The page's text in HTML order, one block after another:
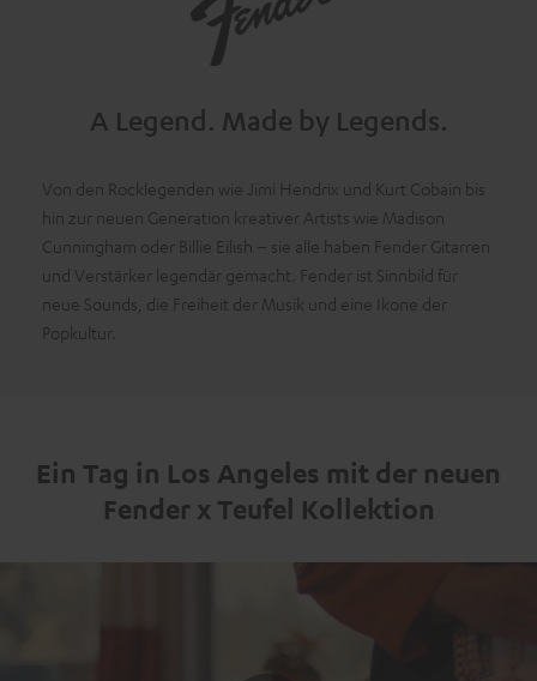
A Legend. Made by Legends.
Von den Rocklegenden wie Jimi Hendrix und Kurt Cobain bis
hin zur neuen Generation kreativer Artists wie Madison
Cunningham oder Billie Eilish – sie alle haben Fender Gitarren
und Verstärker legendär gemacht. Fender ist Sinnbild für
neue Sounds, die Freiheit der Musik und eine Ikone der
Popkultur.
Ein Tag in Los Angeles mit der neuen
Fender x Teufel Kollektion